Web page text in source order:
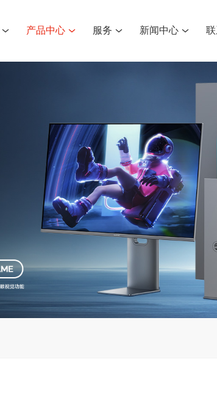
产品中心 服务 新闻中心